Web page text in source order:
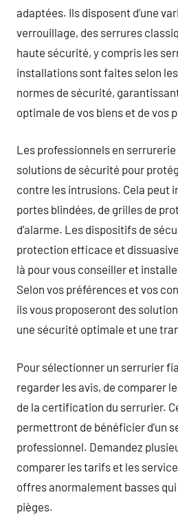
adaptées. Ils disposent d’une
verrouillage, des serrures
haute sécurité, y compris les
installations sont faites selon les
normes de sécurité,
optimale de vos biens et de vos
Les professionnels en
solutions de sécurité pour
contre les intrusions. Cela peut
portes blindées, de grilles de
d’alarme. Les dispositifs de
protection efficace et
là pour vous conseiller et
Selon vos préférences et vos
ils vous proposeront des
une sécurité optimale et une
Pour sélectionner un serrurier
regarder les avis, de comparer
de la certification du serrurier.
permettront de bénéficier d’un
professionnel. Demandez
comparer les tarifs et les
offres anormalement basses
pièges.